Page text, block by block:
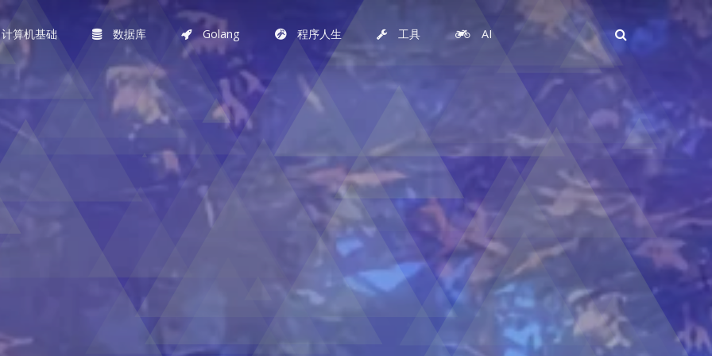
计算机基础 数据库 Golang 程序人生 工具 AI